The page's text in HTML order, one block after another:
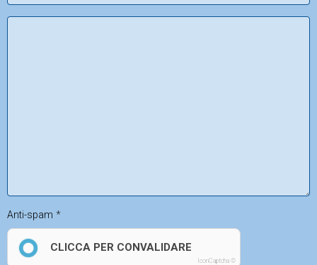
Anti-spam
CLICCA PER CONVALIDARE
IconCaptcha ©